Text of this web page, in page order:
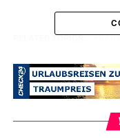
RELATED TOPICS:
UP NEXT
Bürgerbüro am
DON'T MISS
Baustellen-Update: